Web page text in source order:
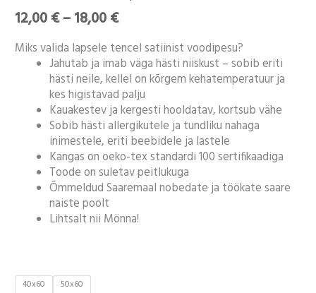
12,00€–18,00€
Miks valida lapsele tencel satiinist voodipesu?
Jahutab ja imab väga hästi niiskust – sobib eriti
hästi neile, kellel on kõrgem kehatemperatuur ja
kes higistavad palju
Kauakestev ja kergesti hooldatav, kortsub vähe
Sobib hästi allergikutele ja tundliku nahaga
inimestele, eriti beebidele ja lastele
Kangas on oeko-tex standardi 100 sertifikaadiga
Toode on suletav peitlukuga
Õmmeldud Saaremaal nobedate ja töökate saare
naiste poolt
Lihtsalt nii Mönna!
40x60 50x60
"Forest
friends
pink"
kogus